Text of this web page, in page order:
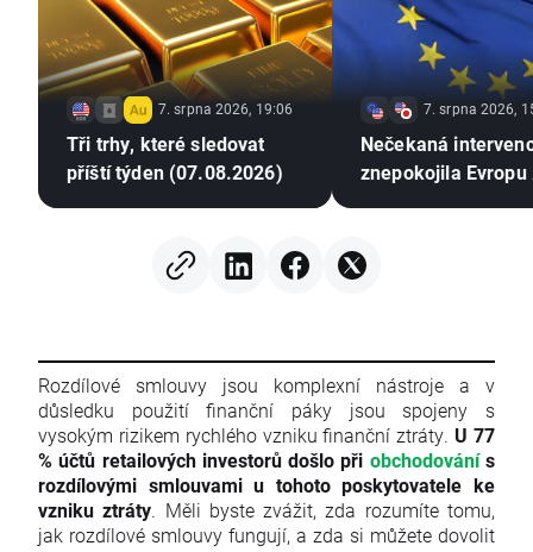
7. srpna 2026, 19:06
Tři trhy, které sledovat
příští týden (07.08.2026)
7. srpna 2026,
Nečekaná
znepokojila
Rozdílové smlouvy jsou komplexní nástroje a v
důsledku použití finanční páky jsou spojeny s
vysokým rizikem rychlého vzniku finanční ztráty. U 77
% účtů retailových investorů došlo při obchodovánís
rozdílovými smlouvami u tohoto poskytovatele ke
vzniku ztráty. Měli byste zvážit, zda rozumíte tomu,
jak rozdílové smlouvy fungují, a zda si můžete dovolit